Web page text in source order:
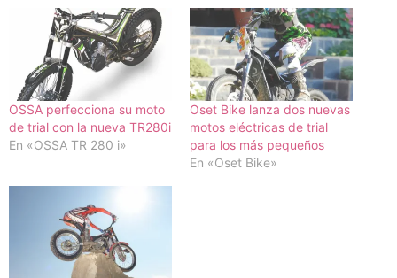
OSSA perfecciona su moto
de trial con la nueva TR280i
En «OSSA TR 280 i»
Oset Bike lanza dos nuevas
motos eléctricas de trial
para los más pequeños
En «Oset Bike»